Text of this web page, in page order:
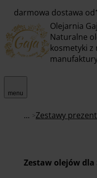
darmowa dostawa od
Olejarnia
Naturalne
kosmetyki z
menu
... Zestawy
Zestaw olejów dla